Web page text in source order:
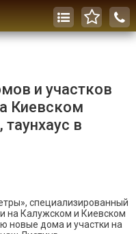
и участков
Киевском
в
специализированный
на Калужском и Киевском
новые дома и участки на